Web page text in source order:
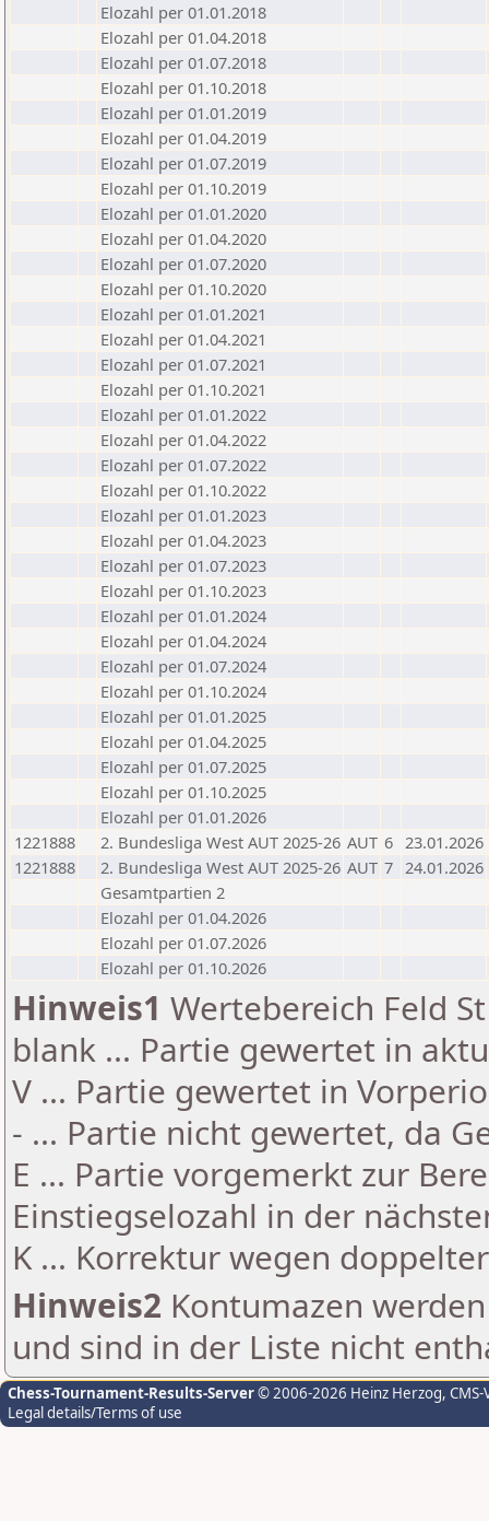
Elozahl per 01.01.2018
Elozahl per 01.04.2018
Elozahl per 01.07.2018
Elozahl per 01.10.2018
Elozahl per 01.01.2019
Elozahl per 01.04.2019
Elozahl per 01.07.2019
Elozahl per 01.10.2019
Elozahl per 01.01.2020
Elozahl per 01.04.2020
Elozahl per 01.07.2020
Elozahl per 01.10.2020
Elozahl per 01.01.2021
Elozahl per 01.04.2021
Elozahl per 01.07.2021
Elozahl per 01.10.2021
Elozahl per 01.01.2022
Elozahl per 01.04.2022
Elozahl per 01.07.2022
Elozahl per 01.10.2022
Elozahl per 01.01.2023
Elozahl per 01.04.2023
Elozahl per 01.07.2023
Elozahl per 01.10.2023
Elozahl per 01.01.2024
Elozahl per 01.04.2024
Elozahl per 01.07.2024
Elozahl per 01.10.2024
Elozahl per 01.01.2025
Elozahl per 01.04.2025
Elozahl per 01.07.2025
Elozahl per 01.10.2025
Elozahl per 01.01.2026
1221888
2. Bundesliga West AUT 2025-26 AUT 6 23.01.2026
1221888
2. Bundesliga West AUT 2025-26 AUT 7 24.01.2026
Gesamtpartien 2
Elozahl per 01.04.2026
Elozahl per 01.07.2026
Elozahl per 01.10.2026
Hinweis1 Wertebereich Feld
blank ... Partie gewertet in
V ... Partie gewertet in
- ... Partie nicht gewertet, da
E ... Partie vorgemerkt zur
Einstiegselozahl in der
K ... Korrektur wegen
Hinweis2 Kontumazen
und sind in der Liste nicht
Chess-Tournament-Results-Server© 2006-2026 Heinz Herzog,
Legal details/Terms of use